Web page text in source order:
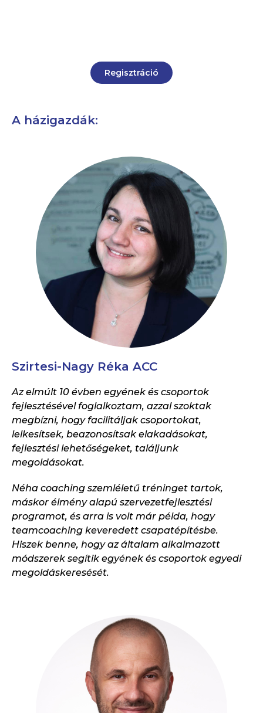
Regisztráció
A házigazdák:
Szirtesi-Nagy Réka ACC
Az elmúlt 10 évben egyének és csoportok
fejlesztésével foglalkoztam, azzal szoktak
megbízni, hogy facilitáljak csoportokat,
lelkesítsek, beazonosítsak elakadásokat,
fejlesztési lehetőségeket, találjunk
megoldásokat.
Néha coaching szemléletű tréninget tartok,
máskor élmény alapú szervezetfejlesztési
programot, és arra is volt már példa, hogy
teamcoaching keveredett csapatépítésbe.
Hiszek benne, hogy az általam alkalmazott
módszerek segítik egyének és csoportok egyedi
megoldáskeresését.